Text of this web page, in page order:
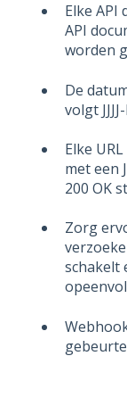
Elke API
API
worden
De
volgt
Elke
met een
200 OK
Zorg
schakelt